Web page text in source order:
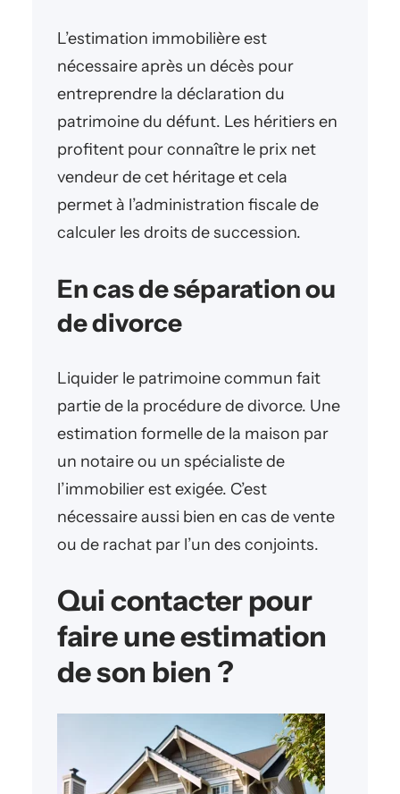
L’estimation immobilière est
nécessaire après un décès pour
entreprendre la déclaration du
patrimoine du défunt. Les héritiers en
profitent pour connaître le prix net
vendeur de cet héritage et cela
permet à l’administration fiscale de
calculer les droits de succession.
En cas de séparation ou
de divorce
Liquider le patrimoine commun fait
partie de la procédure de divorce. Une
estimation formelle de la maison par
un notaire ou un spécialiste de
l’immobilier est exigée. C’est
nécessaire aussi bien en cas de vente
ou de rachat par l’un des conjoints.
Qui contacter pour
faire une estimation
de son bien ?